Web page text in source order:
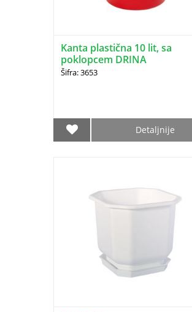
Kanta plastična 10 lit, sa
poklopcem DRINA
Šifra: 3653
Detaljnije